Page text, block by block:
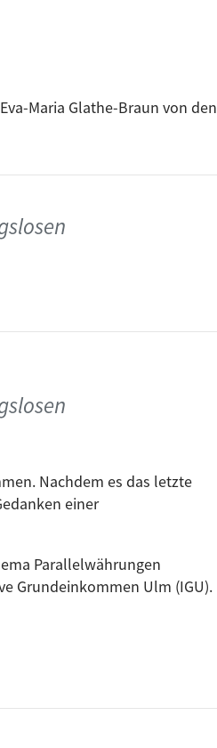
Maria Glathe-Braun von den
Nachdem es das letzte
einer
Parallelwährungen
Grundeinkommen Ulm (IGU).